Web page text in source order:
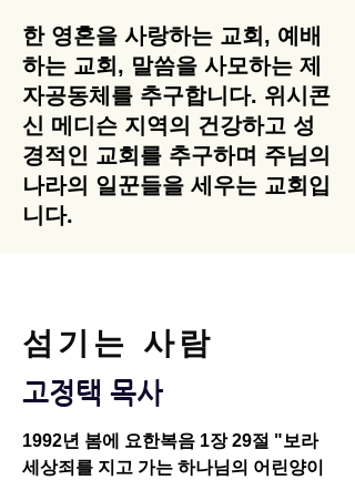
한 영혼을 사랑하는 교회, 예배
하는 교회, 말씀을 사모하는 제
자공동체를 추구합니다. 위시콘
신 메디슨 지역의 건강하고 성
경적인 교회를 추구하며 주님의
나라의 일꾼들을 세우는 교회입
니다.
섬기는 사람
고정택 목사
1992년 봄에 요한복음 1장 29절 "보라
세상죄를 지고 가는 하나님의 어린양이